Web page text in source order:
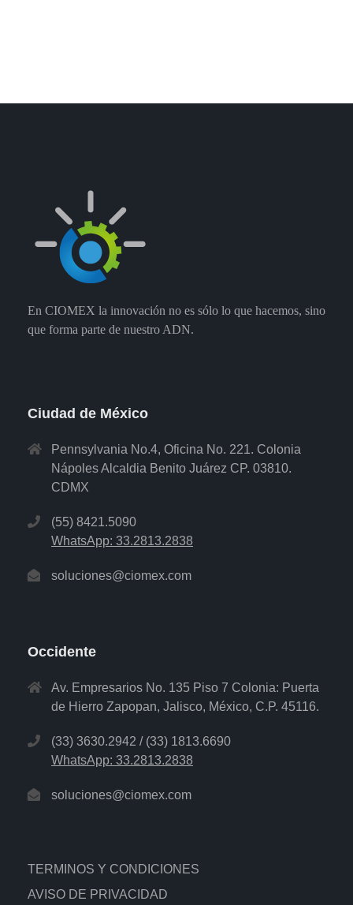
En CIOMEX la innovación no es sólo lo que hacemos, sino
que forma parte de nuestro ADN.
Ciudad de México
Pennsylvania No.4, Oficina No. 221. Colonia
Nápoles Alcaldia Benito Juárez CP. 03810.
CDMX
(55) 8421.5090
WhatsApp: 33.2813.2838
soluciones@ciomex.com
Occidente
Av. Empresarios No. 135 Piso 7 Colonia: Puerta
de Hierro Zapopan, Jalisco, México, C.P. 45116.
(33) 3630.2942 / (33) 1813.6690
WhatsApp: 33.2813.2838
soluciones@ciomex.com
TERMINOS Y CONDICIONES
AVISO DE PRIVACIDAD